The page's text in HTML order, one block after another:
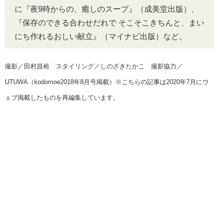
に『夜9時からの、癒しのスープ』（成美堂出版）、
『保存のできる合わせだれで そこそこきちんと、まい
にち作れるおしい献立』（マイナビ出版）など。
撮影／田村昌裕 スタイリング／しのざきたかこ 撮影協力／
UTUWA（kodomoe2018年8月号掲載）※こちらの記事は2020年7月にウ
ェブ掲載したものを再編集しています。